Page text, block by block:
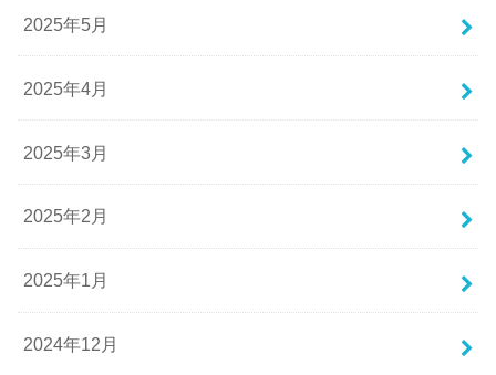
2025年5月
2025年4月
2025年3月
2025年2月
2025年1月
2024年12月